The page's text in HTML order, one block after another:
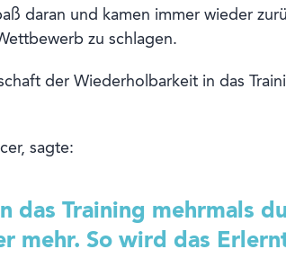
daran und kamen immer wieder
zu schlagen.
der Wiederholbarkeit in das
sagte:
das Training mehrmals
mehr. So wird das